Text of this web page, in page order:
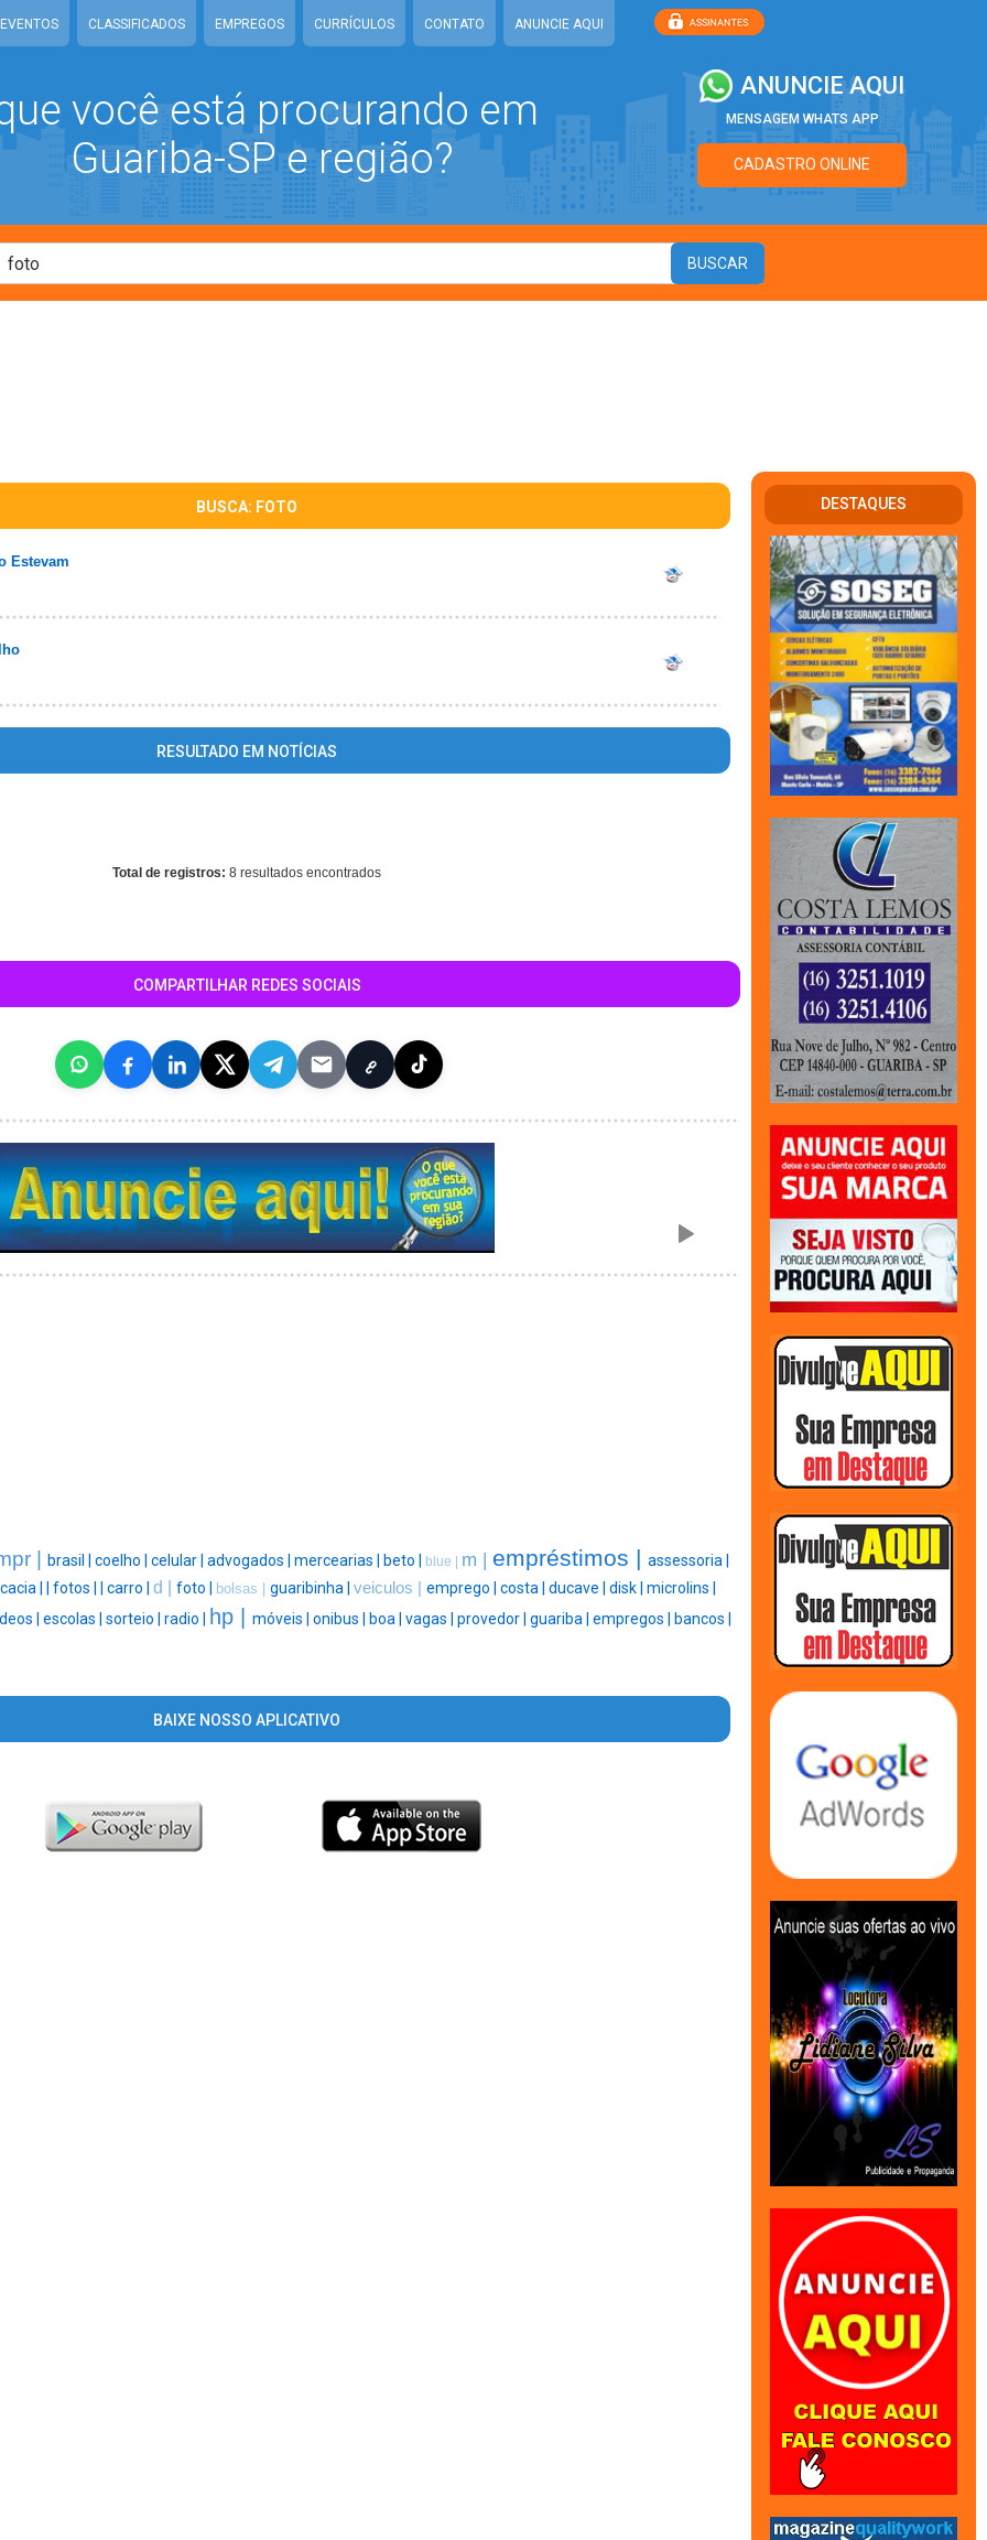
EVENTOS CLASSIFICADOS EMPREGOS CURRÍCULOS CONTATO ANUNCIE AQUI
você está procurando em
Guariba-SP e região?
ANUNCIE AQUI
MENSAGEM WHATS APP
CADASTRO ONLINE
BUSCA: FOTO
Estevam
RESULTADO EM NOTÍCIAS
Total de registros: 8 resultados encontrados
COMPARTILHAR REDES SOCIAIS
| brasil | coelho | celular | advogados | mercearias | beto | blue | m | empréstimos | assessoria |
|
fotos | carro | d | foto | bolsas | guaribinha | veiculos | emprego | costa | ducave | disk | microlins |
| escolas | sorteio | radio | hp | móveis | onibus | boa | vagas | provedor | guariba | empregos | bancos |
BAIXE NOSSO APLICATIVO
DESTAQUES